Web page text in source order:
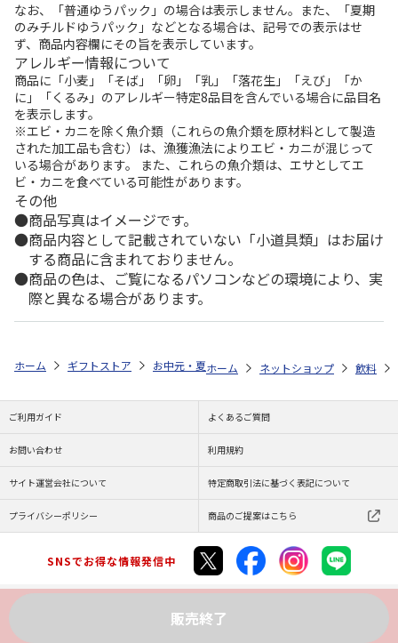
なお、「普通ゆうパック」の場合は表示しません。また、「夏期
のみチルドゆうパック」などとなる場合は、記号での表示はせ
ず、商品内容欄にその旨を表示しています。
アレルギー情報について
商品に「小麦」「そば」「卵」「乳」「落花生」「えび」「か
に」「くるみ」のアレルギー特定8品目を含んでいる場合に品目名
を表示します。
※エビ・カニを除く魚介類（これらの魚介類を原材料として製造
された加工品も含む）は、漁獲漁法によりエビ・カニが混じって
いる場合があります。 また、これらの魚介類は、エサとしてエ
ビ・カニを食べている可能性があります。
その他
商品写真はイメージです。
商品内容として記載されていない「小道具類」はお届け
する商品に含まれておりません。
商品の色は、ご覧になるパソコンなどの環境により、実
際と異なる場合があります。
販売終了
ホーム ギフトストア お中元・夏ギフト特集 2026 ゆうゆうギフト
ホーム ネットショップ 飲料
ご利用ガイド よくあるご質問
お問い合わせ 利用規約
サイト運営会社について 特定商取引法に基づく表記について
プライバシーポリシー 商品のご提案はこちら
SNSでお得な情報発信中